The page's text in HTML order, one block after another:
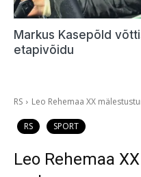
Markus Kasepõld
etapivõidu